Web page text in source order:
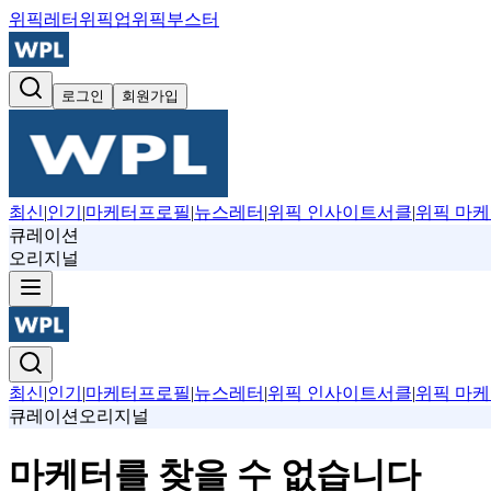
위픽레터 위픽업위픽부스터
로그인 회원가입
최신|인기 |마케터프로필|뉴스레터 |위픽 인사이트서클|위픽 마케
큐레이션
오리지널
최신|인기 |마케터프로필|뉴스레터 |위픽 인사이트서클|위픽 마케
큐레이션 오리지널
마케터를 찾을 수 없습니다